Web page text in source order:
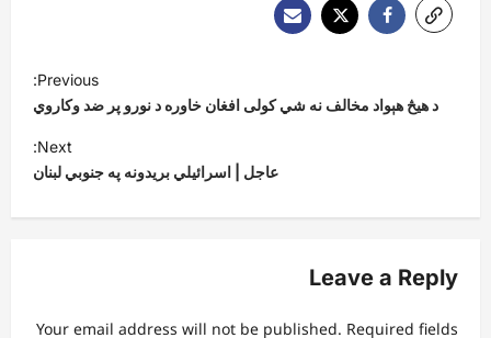
v
Previous:
د هیڅ هېواد مخالف نه شي کولی افغان خاوره د نورو پر ضد وکاروي
Next:
عاجل | اسرائیلي بریدونه په جنوبي لبنان
Leave a Reply
Your email address will not be published. Required fields